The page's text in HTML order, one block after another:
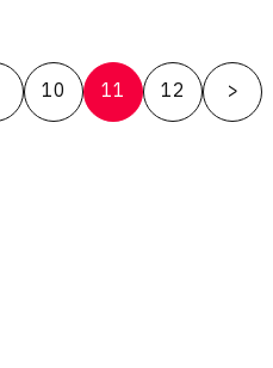
10 11 12 >